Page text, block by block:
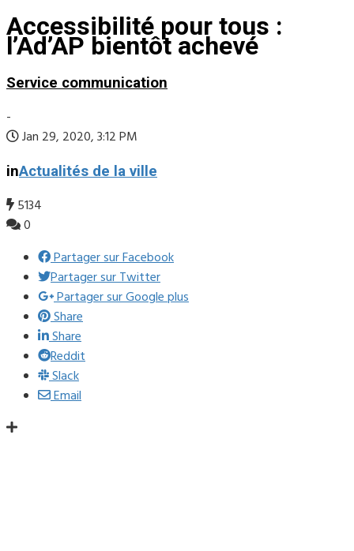
Accessibilité pour tous :
l’Ad’AP bientôt achevé
Service communication
-
Jan 29, 2020, 3:12 PM
inActualités de la ville
5134
0
Partager sur Facebook
Partager sur Twitter
Partager sur Google plus
Share
Share
Reddit
Slack
Email